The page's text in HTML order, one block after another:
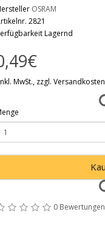
OSRAM
2821
Lagernd
MwSt., zzgl.
0 Bewertungen